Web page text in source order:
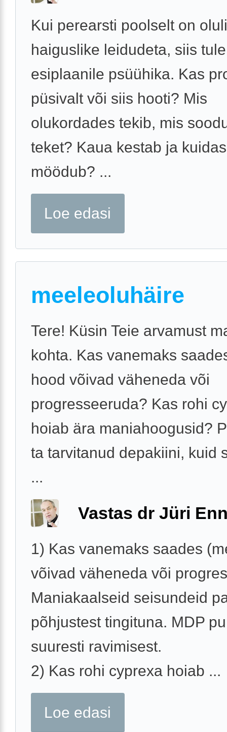
Kui perearsti poolselt on
haiguslike leidudeta, siis
esiplaanile psüühika. Kas
püsivalt või siis hooti? Mis
olukordades tekib, mis
teket? Kaua kestab ja kuidas
möödub? ...
Loe edasi
meeleoluhäire
Tere! Küsin Teie arvamust
kohta. Kas vanemaks
hood võivad väheneda või
progresseeruda? Kas rohi
hoiab ära maniahoogusid?
ta tarvitanud depakiini, kuid
...
Vastas dr Jüri
1) Kas vanemaks saades
võivad väheneda või
Maniakaalseid seisundeid
põhjustest tingituna. MDP
suuresti ravimisest.
2) Kas rohi cyprexa hoiab ...
Loe edasi